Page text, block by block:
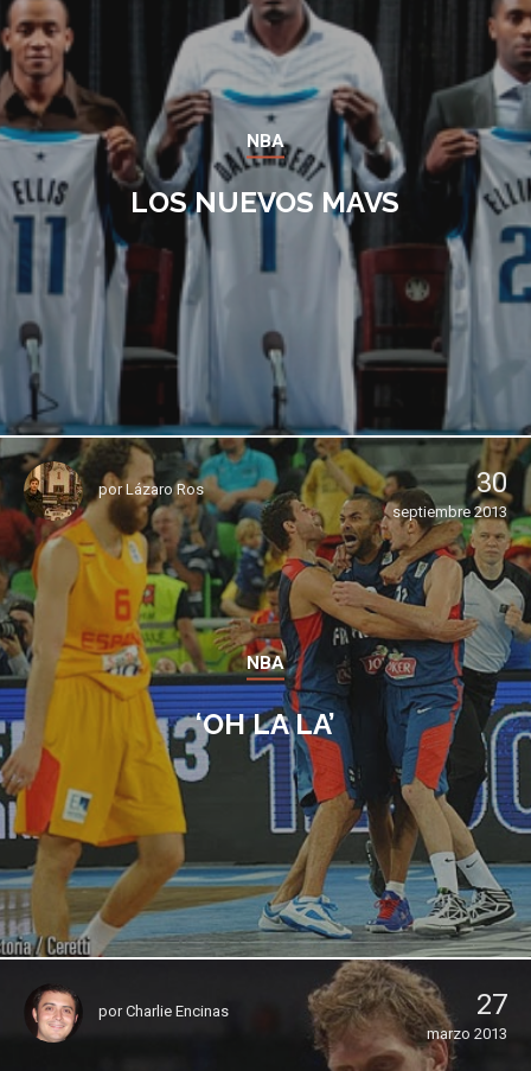
NBA
LOS NUEVOS MAVS
porLázaro Ros 30
septiembre 2013
NBA
‘OH LA LA’
porCharlie Encinas 27
marzo 2013